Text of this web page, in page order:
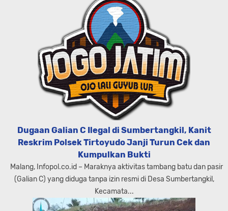
Dugaan Galian C Ilegal di Sumbertangkil, Kanit
Reskrim Polsek Tirtoyudo Janji Turun Cek dan
Kumpulkan Bukti
Malang, Infopol.co.id – Maraknya aktivitas tambang batu dan pasir
(Galian C) yang diduga tanpa izin resmi di Desa Sumbertangkil,
Kecamata...